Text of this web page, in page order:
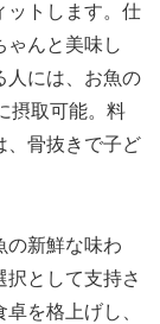
ットします。仕
ゃんと美味し
人には、お魚の
摂取可能。料
、骨抜きで子ど
の新鮮な味わ
として支持さ
を格上げし、